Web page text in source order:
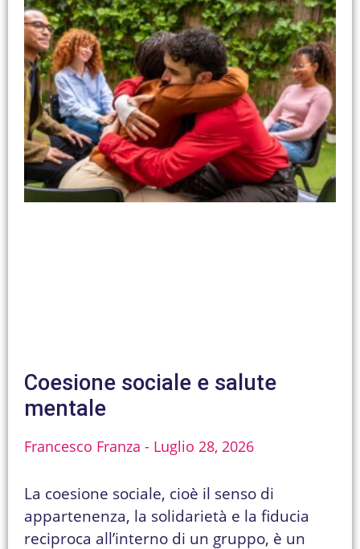
Coesione sociale e salute
mentale
Francesco Franza Luglio 28, 2026
La coesione sociale, cioè il senso di
appartenenza, la solidarietà e la fiducia
reciproca all’interno di un gruppo, è un